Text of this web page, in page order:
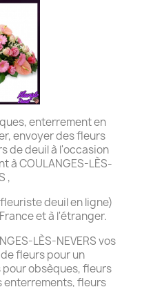
enterrement en
envoyer des fleurs
de deuil à l'occasion
à COULANGES-LÈS-
,
deuil en ligne)
et à l'étranger.
LÈS-NEVERS vos
fleurs pour un
obsèques, fleurs
enterrements, fleurs